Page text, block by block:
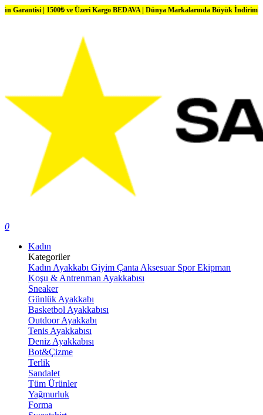
ve Üzeri Kargo BEDAVA | Dünya Markalarında Büyük İndirimler
0
Kadın
Kategoriler
Kadın Ayakkabı Giyim Çanta Aksesuar Spor Ekipman
Koşu & Antrenman Ayakkabısı
Sneaker
Günlük Ayakkabı
Basketbol Ayakkabısı
Outdoor Ayakkabı
Tenis Ayakkabısı
Deniz Ayakkabısı
Bot&Çizme
Terlik
Sandalet
Tüm Ürünler
Yağmurluk
Forma